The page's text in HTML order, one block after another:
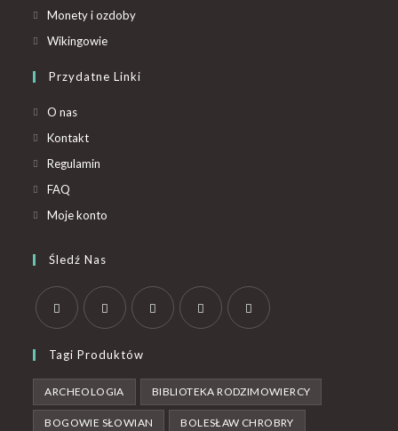
Monety i ozdoby
Wikingowie
Przydatne Linki
O nas
Kontakt
Regulamin
FAQ
Moje konto
Śledź Nas
Tagi Produktów
ARCHEOLOGIA BIBLIOTEKA RODZIMOWIERCY
BOGOWIE SŁOWIAN BOLESŁAW CHROBRY